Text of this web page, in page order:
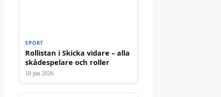
SPORT
Rollistan i Skicka vidare – alla
skådespelare och roller
18 jun 2026